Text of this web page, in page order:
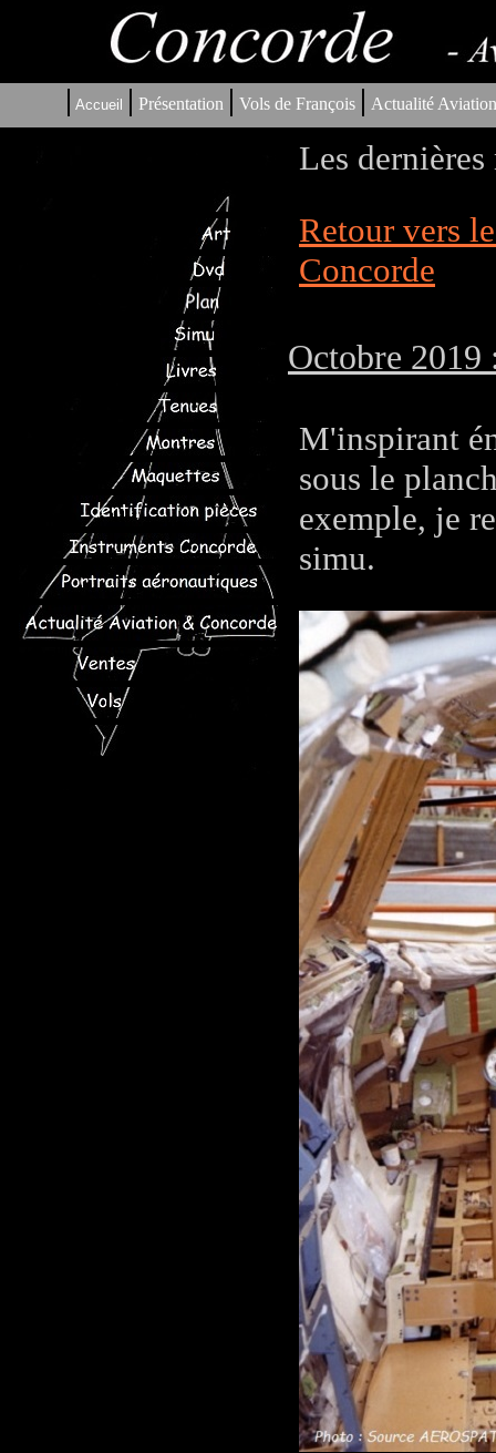
| Accueil | Présentation | Vols de François | Actualité
Les
Retour vers
Concorde
Octobre 2019
M'inspirant
sous le
exemple, je
simu.